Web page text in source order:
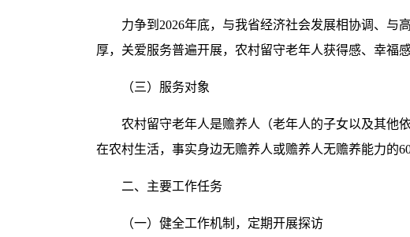
力争到2026年底，与我省经济社会发展相协调、与
厚，关爱服务普遍开展，农村留守老年人获得感、幸福
（三）服务对象
农村留守老年人是赡养人（老年人的子女以及其他
在农村生活，事实身边无赡养人或赡养人无赡养能力的
二、主要工作任务
（一）健全工作机制，定期开展探访